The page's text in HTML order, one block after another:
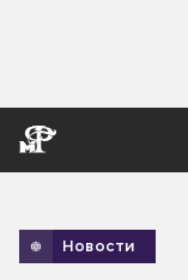
Новости